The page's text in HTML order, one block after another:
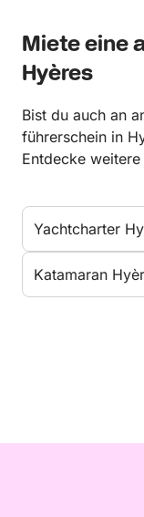
Miete eine
Hyères
Bist du auch an
führerschein in
Entdecke
Yachtcharter
Katamaran